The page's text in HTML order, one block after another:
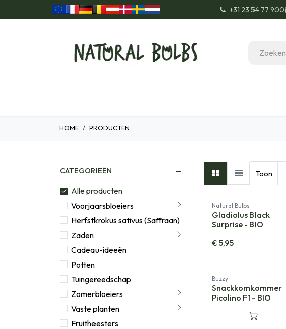
Overslaan naar inhoud +31 23 54 77 900
HOME PRODUCTEN
CATEGORIEËN
Alle producten
Voorjaarsbloeiers
Herfstkrokus sativus (Saffraan)
Zaden
Cadeau-ideeën
Potten
Tuingereedschap
Zomerbloeiers
Vaste planten
Fruitheesters
Toon
Natural Bulbs
Gladiolus Black
Surprise - BIO
€5,95
Nieuw!
Buzzy
Snackkomkommer
Picolino F1 - BIO